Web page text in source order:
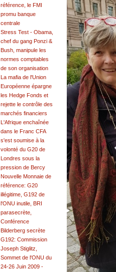
référence, le FMI
promu banque
centrale
Stress Test - Obama,
chef du gang Ponzi &
Bush, manipule les
normes comptables
de son organisation
La mafia de l'Union
Européenne épargne
les Hedge Fonds et
rejette le contrôle des
marchés financiers
L'Afrique enchaînée
dans le Franc CFA
s'est soumise à la
volonté du G20 de
Londres sous la
pression de Bercy
Nouvelle Monnaie de
référence: G20
illégitime, G192 de
l'ONU inutile, BRI
parasecrète,
Conférence
Bilderberg secrète
G192: Commission
Joseph Stiglitz,
Sommet de l'ONU du
24-26 Juin 2009 -